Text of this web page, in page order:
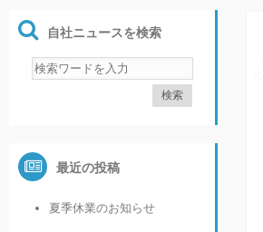
自社ニュースを検索
最近の投稿
夏季休業のお知らせ